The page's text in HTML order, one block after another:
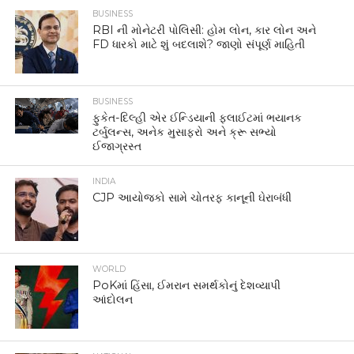
BUSINESS
RBI ની મોનેટરી પોલિસી: હોમ લોન, કાર લોન અને
FD ધારકો માટે શું બદલાશે? જાણો સંપૂર્ણ માહિતી
BUSINESS
ફુકેત-દિલ્હી એર ઈન્ડિયાની ફ્લાઈટમાં ભયાનક
ટર્બુલન્સ, અનેક મુસાફરો અને ક્રૂ સભ્યો
ઈજાગ્રસ્ત
INDIA
CJP આયોજકો સામે ચોતરફ કાનૂની ઘેરાબંધી
WORLD
PoKમાં હિંસા, ઈમરાન સમર્થકોનું દેશવ્યાપી
આંદોલન